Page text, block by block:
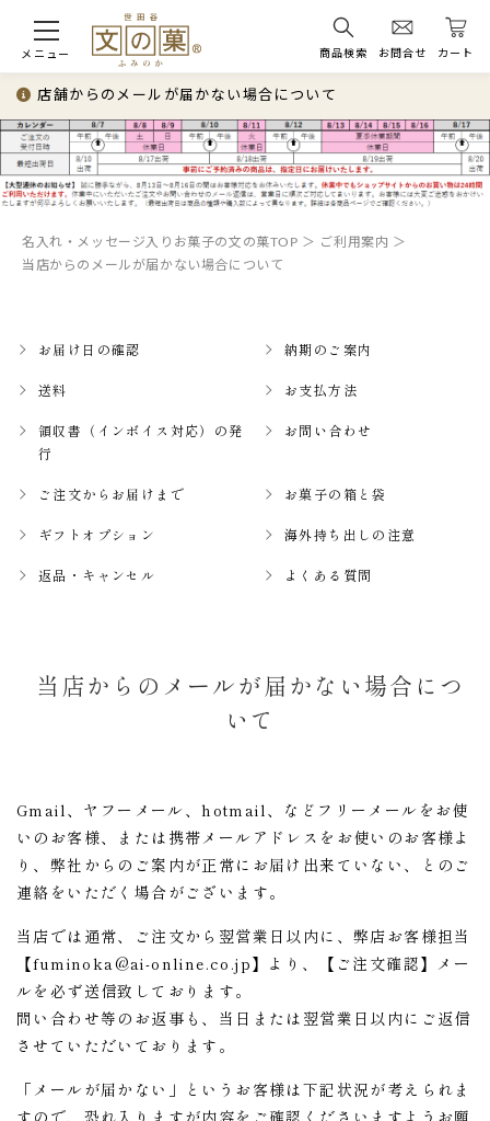
メニュー 商品検索 お問合せ カート
店舗からのメールが届かない場合について
名入れ・メッセージ入りお菓子の文の菓TOP
ご利用案内
当店からのメールが届かない場合について
お届け日の確認 納期のご案内
送料 お支払方法
領収書（インボイス対応）の発
行
お問い合わせ
ご注文からお届けまで お菓子の箱と袋
ギフトオプション 海外持ち出しの注意
返品・キャンセル よくある質問
当店からのメールが届かない場合につ
いて
Gmail、ヤフーメール、hotmail、などフリーメールをお使
いのお客様、または携帯メールアドレスをお使いのお客様よ
り、弊社からのご案内が正常にお届け出来ていない、とのご
連絡をいただく場合がございます。
当店では通常、ご注文から翌営業日以内に、弊店お客様担当
【fuminoka@ai-online.co.jp】より、【ご注文確認】メー
ルを必ず送信致しております。
問い合わせ等のお返事も、当日または翌営業日以内にご返信
させていただいております。
「メールが届かない」というお客様は下記状況が考えられま
すので、恐れ入りますが内容をご確認くださいますようお願